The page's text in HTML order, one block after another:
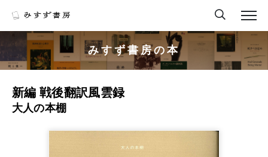
みすず書房の本
新編 戦後翻訳風雲録
大人の本棚